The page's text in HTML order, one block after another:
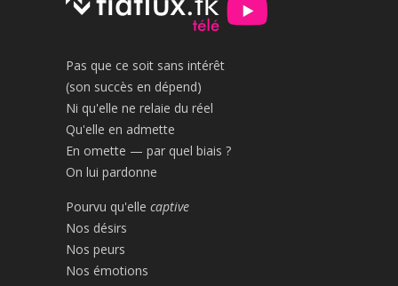
Pas que ce soit sans intérêt
(son succès en dépend)
Ni qu'elle ne relaie du réel
Qu'elle en admette
En omette — par quel biais ?
On lui pardonne
Pourvu qu'elle captive
Nos désirs
Nos peurs
Nos émotions